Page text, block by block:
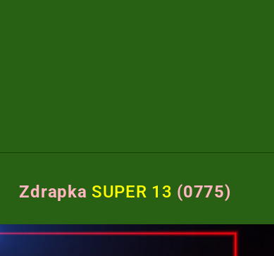
Zdrapka SUPER 13 (0775)